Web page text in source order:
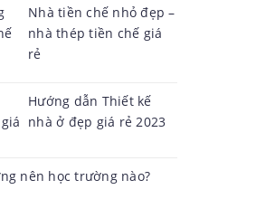
Nhà tiền chế nhỏ đẹp –
nhà thép tiền chế giá
rẻ
Hướng dẫn Thiết kế
nhà ở đẹp giá rẻ 2023
nên học trường nào?